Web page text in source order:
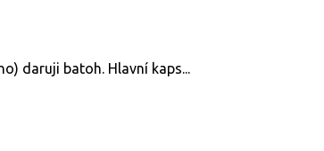
daruji batoh. Hlavní kaps...